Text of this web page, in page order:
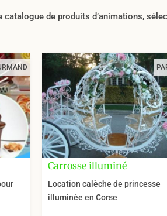
de produits d’animations,
Carrosse illuminé
Location calèche de princesse
illuminée en Corse